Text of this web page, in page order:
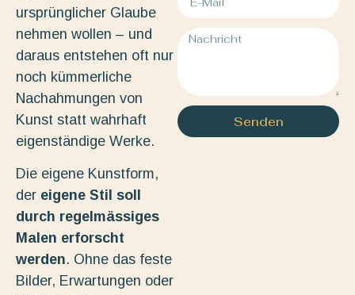
ursprünglicher Glaube
nehmen wollen – und
daraus entstehen oft nur
noch kümmerliche
Nachahmungen von
Kunst statt wahrhaft
eigenständige Werke.
Die eigene Kunstform,
der eigene Stil soll
durch regelmässiges
Malen erforscht
werden. Ohne das feste
Bilder, Erwartungen oder
Senden